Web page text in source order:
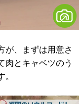
が、まずは用意さ
肉とキャベツのう